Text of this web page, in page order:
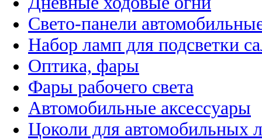
Свето-панели
Набор ламп для подсветки
Оптика, фары
Фары рабочего света
Автомобильные аксессуары
Цоколи для автомобильных